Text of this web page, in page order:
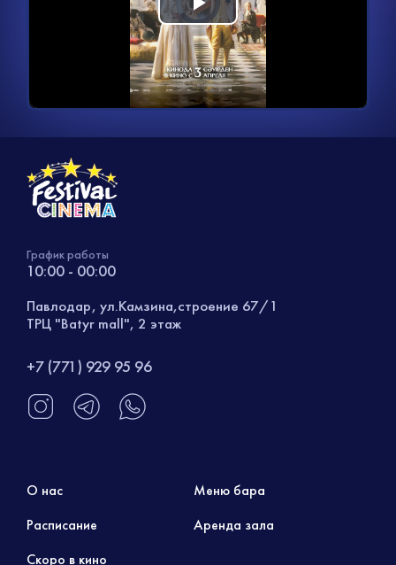
Видеоплеер
загружается.
Воспроизвести
видео
График работы
10:00 - 00:00
Павлодар, ул.Камзина,строение 67/1
ТРЦ "Batyr mall", 2 этаж
+7 (771) 929 95 96
О нас
Расписание
Скоро в кино
Меню бара
Аренда зала